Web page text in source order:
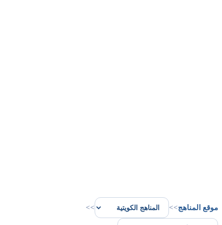
موقع المناهج>>
>>